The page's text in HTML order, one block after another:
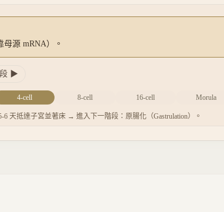
源 mRNA）。
段 ▶
4-cell 8-cell 16-cell Morula
6 天抵達子宮並著床 → 進入下一階段：原腸化（Gastrulation）。